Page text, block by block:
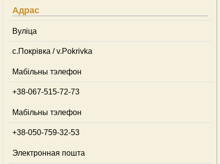
Адрас
Вуліца
с.Покрівка / v.Pokrivka
Мабільны тэлефон
+38-067-515-72-73
Мабільны тэлефон
+38-050-759-32-53
Электронная пошта